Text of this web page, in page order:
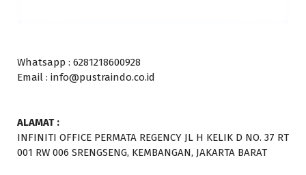
Whatsapp : 6281218600928
Email : info@pustraindo.co.id
ALAMAT :
INFINITI OFFICE PERMATA REGENCY JL H KELIK D NO. 37 RT
001 RW 006 SRENGSENG, KEMBANGAN, JAKARTA BARAT